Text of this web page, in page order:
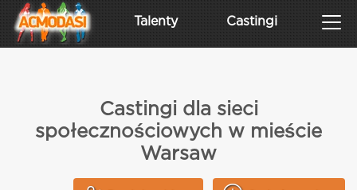
Talenty Castingi
Castingi dla sieci
społecznościowych w mieście
Warsaw